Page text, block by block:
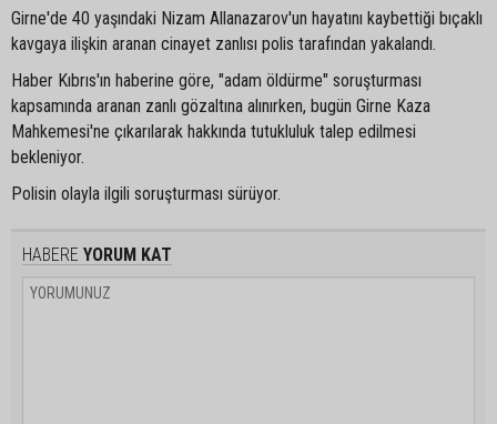
Girne'de 40 yaşındaki Nizam Allanazarov'un hayatını kaybettiği bıçaklı
kavgaya ilişkin aranan cinayet zanlısı polis tarafından yakalandı.
Haber Kıbrıs'ın haberine göre, "adam öldürme" soruşturması
kapsamında aranan zanlı gözaltına alınırken, bugün Girne Kaza
Mahkemesi'ne çıkarılarak hakkında tutukluluk talep edilmesi
bekleniyor.
Polisin olayla ilgili soruşturması sürüyor.
HABERE YORUM KAT